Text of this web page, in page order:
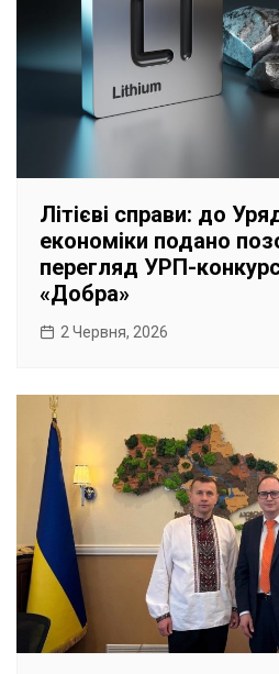
Літієві справи: до
економіки подано
перегляд УРП-
«Добра»
2 Червня, 2026